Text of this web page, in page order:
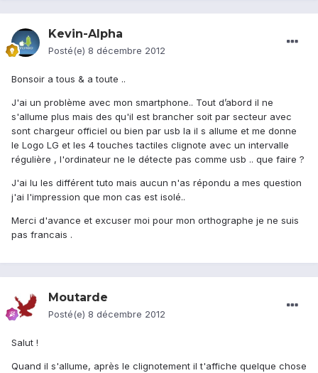
Kevin-Alpha
Posté(e) 8 décembre 2012
Bonsoir a tous & a toute ..
J'ai un problème avec mon smartphone.. Tout d’abord il ne
s'allume plus mais des qu'il est brancher soit par secteur avec
sont chargeur officiel ou bien par usb la il s allume et me donne
le Logo LG et les 4 touches tactiles clignote avec un intervalle
régulière , l'ordinateur ne le détecte pas comme usb .. que faire ?
J'ai lu les différent tuto mais aucun n'as répondu a mes question
j'ai l'impression que mon cas est isolé..
Merci d'avance et excuser moi pour mon orthographe je ne suis
pas francais .
Moutarde
Posté(e) 8 décembre 2012
Salut !
Quand il s'allume, après le clignotement il t'affiche quelque chose